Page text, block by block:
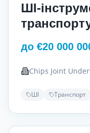
ШІ-
до €20 000
Chips Joint
ШІ Транспорт